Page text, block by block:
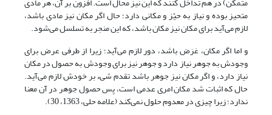
متحیز بوده و نیاز به حیّز و مکانی دارد؛ حال اگر مکان نیز مادی باشد،
لازم می‌آید برای مکان نیز مکان باشد، که این منجر به تسلسل می‌شود.
و اما اگر مکان، عَرَض باشد، دور لازم می‌آید؛ زیرا از طرفی عرض برای
وجودش به جوهر نیاز دارد و جوهر نیز برای وجودش به حصول در مکان
نیاز دارد، و اگر مکان نیز جوهر باشد تقدم شیء بر خودش لازم می‌آید.
حال که اثبات شد مکان امری عدمی است، پس حصول جوهر در آن معنا
ندارد؛ زیرا چیزی در معدوم حلول نمی‌کند (علامه حلی، 1363، 30).